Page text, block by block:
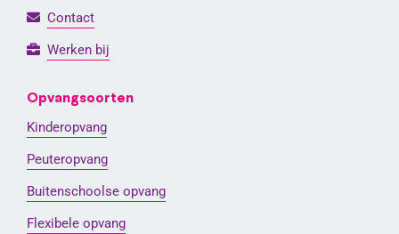
Contact
Werken bij
Opvangsoorten
Kinderopvang
Peuteropvang
Buitenschoolse opvang
Flexibele opvang